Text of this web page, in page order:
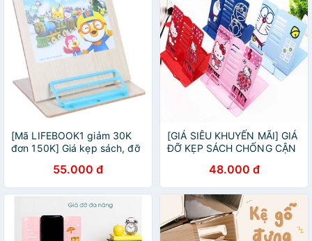
[Mã LIFEBOOK1 giảm 30K
đơn 150K] Giá kẹp sách, đỡ
thị cho bé - in hình đáng yêu
55.000 đ
[GIÁ SIÊU KHUYẾN MÃI] GIÁ
ĐỠ KẸP SÁCH CHỐNG CẬN
48.000 đ